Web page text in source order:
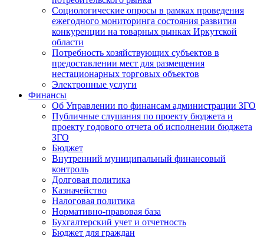
Социологические опросы в рамках проведения
ежегодного мониторинга состояния развития
конкуренции на товарных рынках Иркутской
области
Потребность хозяйствующих субъектов в
предоставлении мест для размещения
нестационарных торговых объектов
Электронные услуги
Финансы
Об Управлении по финансам администрации ЗГО
Публичные слушания по проекту бюджета и
проекту годового отчета об исполнении бюджета
ЗГО
Бюджет
Внутренний муниципальный финансовый
контроль
Долговая политика
Казначейство
Налоговая политика
Нормативно-правовая база
Бухгалтерский учет и отчетность
Бюджет для граждан